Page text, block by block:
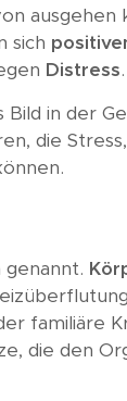
ausgehen
sich
Distress.
in der
die
genannt.
familiäre
die den